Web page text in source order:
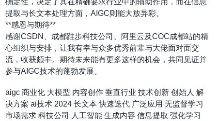
提取与长文本处理方面，AIGC则能大放异彩。
**感恩与期待**
感谢CSDN、成都跬步科技公司、阿里云及COC成都站的精
心组织与安排，让我有幸与众多优秀前辈与大佬面对面交
流，收获颇丰。期待未来能有更多这样的机会，共同见证并
参与AIGC技术的蓬勃发展。
aigc 商业化 大模型 内容创作 垂直行业 技术创新 创始人 解
决方案 ai技术 2024 长文本 快速迭代 广泛应用 无监督学习
市场需求 科技公司 人工智能 生成内容 信息提取 强化学习